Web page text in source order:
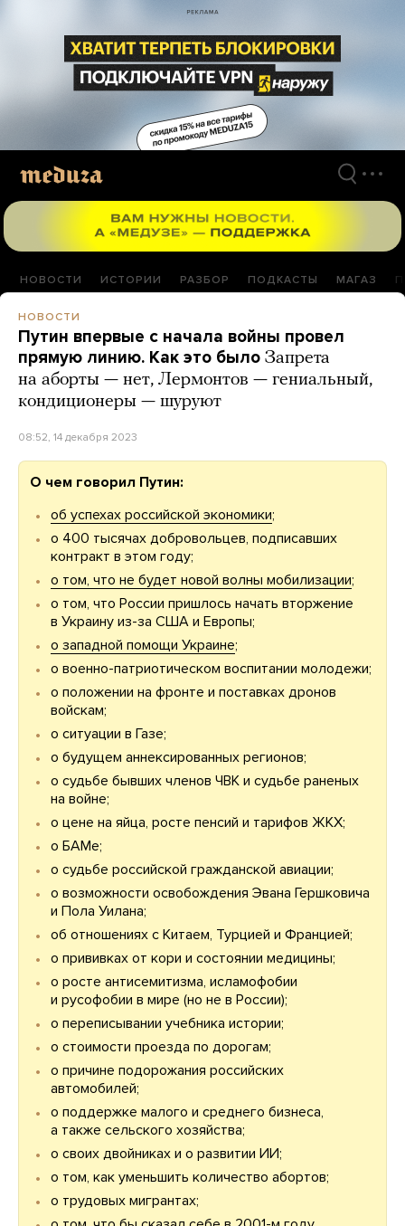
материалам
НОВОСТИ ИСТОРИИ РАЗБОР ПОДКАСТЫ МАГАЗ
НОВОСТИ
Путин впервые с начала войны провел
прямую линию. Как это было Запрета
на аборты — нет, Лермонтов — гениальный,
кондиционеры — шуруют
08:52, 14 декабря 2023
О чем говорил Путин:
об успехах российской экономики;
о 400 тысячах добровольцев, подписавших
контракт в этом году;
о том, что не будет новой волны мобилизации;
о том, что России пришлось начать вторжение
в Украину из-за США и Европы;
о западной помощи Украине;
о военно-патриотическом воспитании молодежи;
о положении на фронте и поставках дронов
войскам;
о ситуации в Газе;
о будущем аннексированных регионов;
о судьбе бывших членов ЧВК и судьбе раненых
на войне;
о цене на яйца, росте пенсий и тарифов ЖКХ;
о БАМе;
о судьбе российской гражданской авиации;
о возможности освобождения Эвана Гершковича
и Пола Уилана;
об отношениях с Китаем, Турцией и Францией;
о прививках от кори и состоянии медицины;
о росте антисемитизма, исламофобии
и русофобии в мире (но не в России);
о переписывании учебника истории;
о стоимости проезда по дорогам;
о причине подорожания российских
автомобилей;
о поддержке малого и среднего бизнеса,
а также сельского хозяйства;
о своих двойниках и о развитии ИИ;
о том, как уменьшить количество абортов;
о трудовых мигрантах;